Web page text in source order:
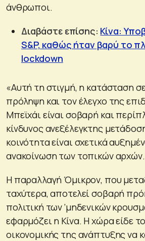
άνθρωποι.
Διαβάστε επίσης: Κίνα:
S&P, καθώς ήταν βαρύ το
lockdown
«Αυτή τη στιγμή, η κατάσταση
πρόληψη και τον έλεγχο της
Μπεϊχάι είναι σοβαρή και
κίνδυνος ανεξέλεγκτης
κοινότητα είναι σχετικά
ανακοίνωση των τοπικών αρχών.
Η παραλλαγή Όμικρον, που
ταχύτερα, αποτελεί σοβαρή
πολιτική των ‘μηδενικών
εφαρμόζει η Κίνα. Η χώρα είδε
οικονομικής της ανάπτυξης να